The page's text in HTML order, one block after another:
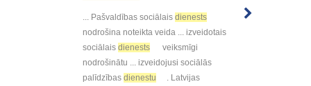
... Pašvaldības sociālais dienests
nodrošina noteikta veida ... izveidotais
sociālais dienests
veiksmīgi
nodrošinātu ... izveidojusi sociālās
palīdzības dienestu
. Latvijas